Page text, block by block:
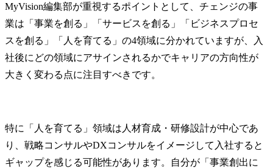
MyVision編集部が重視するポイントとして、チェンジの事
業は「事業を創る」「サービスを創る」「ビジネスプロセ
スを創る」「人を育てる」の4領域に分かれていますが、入
社後にどの領域にアサインされるかでキャリアの方向性が
大きく変わる点に注目すべきです。
特に「人を育てる」領域は人材育成・研修設計が中心であ
り、戦略コンサルやDXコンサルをイメージして入社すると
ギャップを感じる可能性があります。自分が「事業創出に